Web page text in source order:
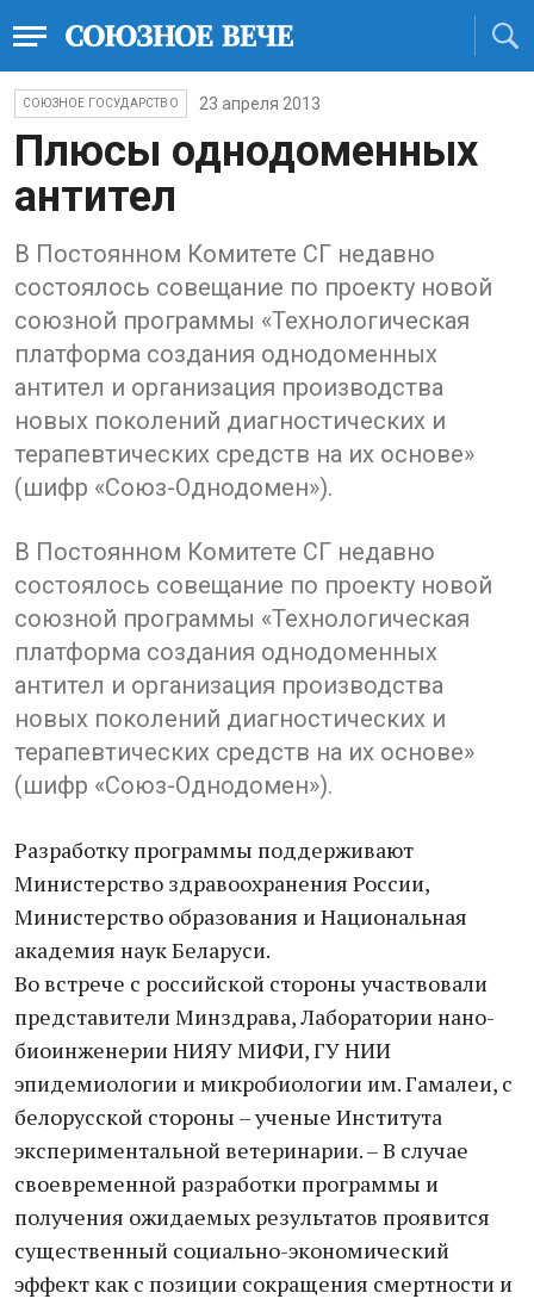
СОЮЗНОЕ ГОСУДАРСТВО 23 апреля 2013
Плюсы однодоменных
антител
В Постоянном Комитете СГ недавно
состоялось совещание по проекту новой
союзной программы «Технологическая
платформа создания однодоменных
антител и организация производства
новых поколений диагностических и
терапевтических средств на их основе»
(шифр «Союз-Однодомен»).
В Постоянном Комитете СГ недавно
состоялось совещание по проекту новой
союзной программы «Технологическая
платформа создания однодоменных
антител и организация производства
новых поколений диагностических и
терапевтических средств на их основе»
(шифр «Союз-Однодомен»).
Разработку программы поддерживают
Министерство здравоохранения России,
Министерство образования и Национальная
академия наук Беларуси.
Во встрече с российской стороны участвовали
представители Минздрава, Лаборатории нано-
биоинженерии НИЯУ МИФИ, ГУ НИИ
эпидемиологии и микробиологии им. Гамалеи, с
белорусской стороны – ученые Института
экспериментальной ветеринарии. – В случае
своевременной разработки программы и
получения ожидаемых результатов проявится
существенный социально-экономический
эффект как с позиции сокращения смертности и